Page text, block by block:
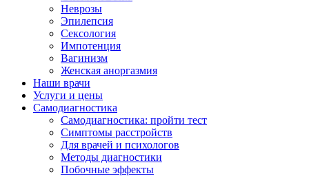
Неврозы
Эпилепсия
Сексология
Импотенция
Вагинизм
Женская аноргазмия
Наши врачи
Услуги и цены
Самодиагностика
Самодиагностика: пройти тест
Симптомы расстройств
Для врачей и психологов
Методы диагностики
Побочные эффекты